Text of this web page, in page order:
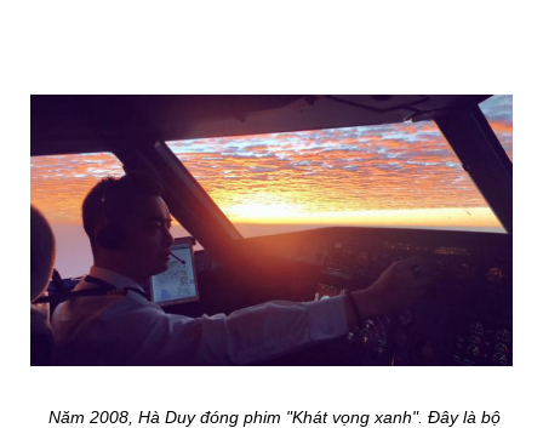
Năm 2008, Hà Duy đóng phim "Khát vọng xanh". Đây là bộ